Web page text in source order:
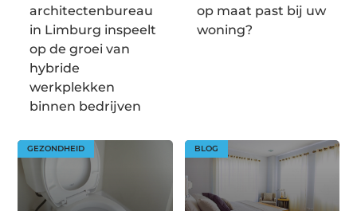
architectenbureau
in Limburg inspeelt
op de groei van
hybride
werkplekken
binnen bedrijven
op maat past bij uw
woning?
GEZONDHEID BLOG